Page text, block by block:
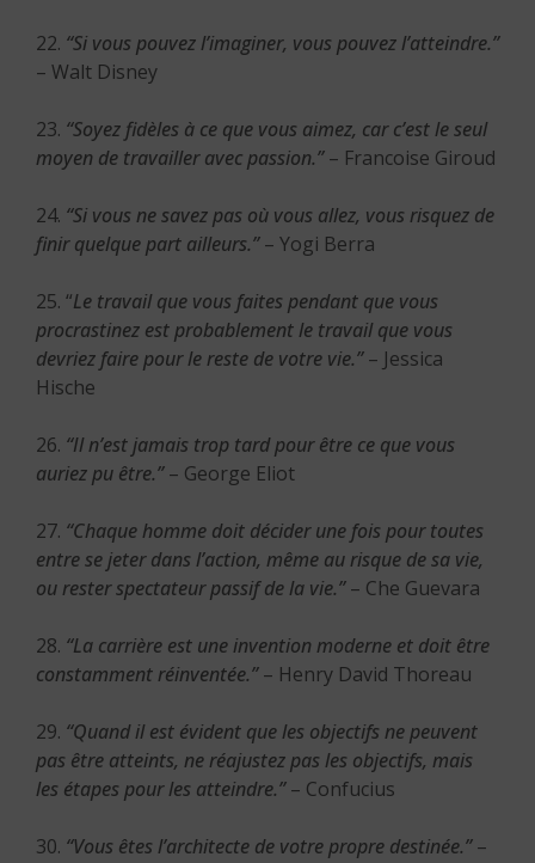
22. “Si vous pouvez l’imaginer, vous pouvez l’atteindre.”
– Walt Disney
23. “Soyez fidèles à ce que vous aimez, car c’est le seul
moyen de travailler avec passion.”– Francoise Giroud
24. “Si vous ne savez pas où vous allez, vous risquez de
finir quelque part ailleurs.”– Yogi Berra
25. “Le travail que vous faites pendant que vous
procrastinez est probablement le travail que vous
devriez faire pour le reste de votre vie.”– Jessica
Hische
26. “Il n’est jamais trop tard pour être ce que vous
auriez pu être.”– George Eliot
27. “Chaque homme doit décider une fois pour toutes
entre se jeter dans l’action, même au risque de sa vie,
ou rester spectateur passif de la vie.”– Che Guevara
28. “La carrière est une invention moderne et doit être
constamment réinventée.”– Henry David Thoreau
29. “Quand il est évident que les objectifs ne peuvent
pas être atteints, ne réajustez pas les objectifs, mais
les étapes pour les atteindre.”– Confucius
30. “Vous êtes l’architecte de votre propre destinée.”–